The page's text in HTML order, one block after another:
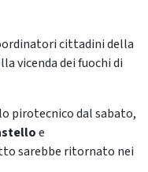
cittadini della
vicenda dei fuochi di
pirotecnico dal sabato,
e
sarebbe ritornato nei